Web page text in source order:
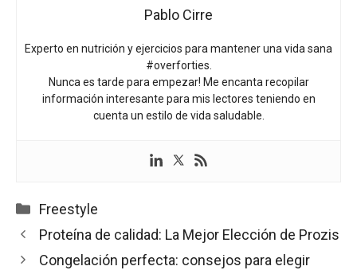
Pablo Cirre
Experto en nutrición y ejercicios para mantener una vida sana
#overforties.
Nunca es tarde para empezar! Me encanta recopilar
información interesante para mis lectores teniendo en
cuenta un estilo de vida saludable.
Categorías
Freestyle
Proteína de calidad: La Mejor Elección de Prozis
Congelación perfecta: consejos para elegir